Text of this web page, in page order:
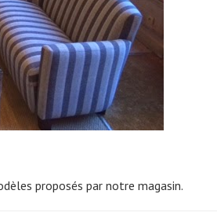
proposés par notre magasin.